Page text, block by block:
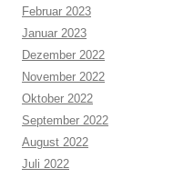
Februar 2023
Januar 2023
Dezember 2022
November 2022
Oktober 2022
September 2022
August 2022
Juli 2022